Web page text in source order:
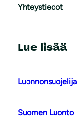
Yhteystiedot
Lue lisää
Luonnonsuojelija
Suomen Luonto